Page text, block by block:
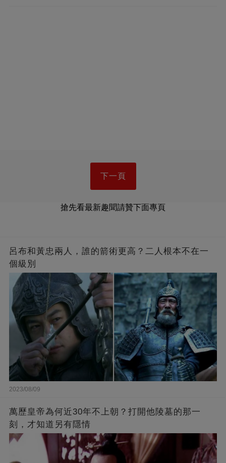
下一頁
搶先看最新趣聞請贊下面專頁
呂布和黃忠兩人，誰的箭術更高？二人根本不在一
個級別
2023/08/09
萬歷皇帝為何近30年不上朝？打開他陵墓的那一
刻，才知道另有隱情